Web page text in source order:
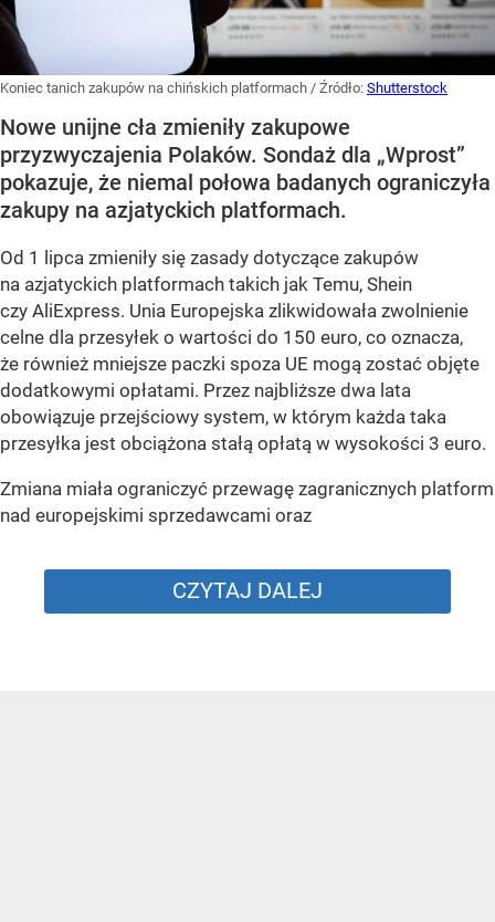
Koniec tanich zakupów na chińskich platformach / Źródło: Shutterstock
Nowe unijne cła zmieniły zakupowe
przyzwyczajenia Polaków. Sondaż dla „Wprost”
pokazuje, że niemal połowa badanych ograniczyła
zakupy na azjatyckich platformach.
Od 1 lipca zmieniły się zasady dotyczące zakupów
na azjatyckich platformach takich jak Temu, Shein
czy AliExpress. Unia Europejska zlikwidowała zwolnienie
celne dla przesyłek o wartości do 150 euro, co oznacza,
że również mniejsze paczki spoza UE mogą zostać objęte
dodatkowymi opłatami. Przez najbliższe dwa lata
obowiązuje przejściowy system, w którym każda taka
przesyłka jest obciążona stałą opłatą w wysokości 3 euro.
Zmiana miała ograniczyć przewagę zagranicznych platform
nad europejskimi sprzedawcami oraz
CZYTAJ DALEJ